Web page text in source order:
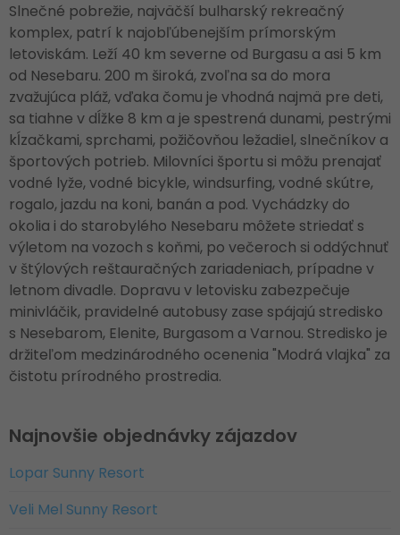
Slnečné pobrežie, najväčší bulharský rekreačný
komplex, patrí k najobľúbenejším prímorským
letoviskám. Leží 40 km severne od Burgasu a asi 5 km
od Nesebaru. 200 m široká, zvoľna sa do mora
zvažujúca pláž, vďaka čomu je vhodná najmä pre deti,
sa tiahne v dĺžke 8 km a je spestrená dunami, pestrými
kĺzačkami, sprchami, požičovňou ležadiel, slnečníkov a
športových potrieb. Milovníci športu si môžu prenajať
vodné lyže, vodné bicykle, windsurfing, vodné skútre,
rogalo, jazdu na koni, banán a pod. Vychádzky do
okolia i do starobylého Nesebaru môžete striedať s
výletom na vozoch s koňmi, po večeroch si oddýchnuť
v štýlových reštauračných zariadeniach, prípadne v
letnom divadle. Dopravu v letovisku zabezpečuje
minivláčik, pravidelné autobusy zase spájajú stredisko
s Nesebarom, Elenite, Burgasom a Varnou. Stredisko je
držiteľom medzinárodného ocenenia "Modrá vlajka" za
čistotu prírodného prostredia.
Najnovšie objednávky zájazdov
Lopar Sunny Resort
Veli Mel Sunny Resort